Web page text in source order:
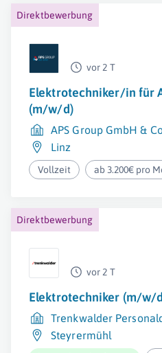
Direktbewerbung
vor 2 T
Elektrotechniker/in für
(m/w/d)
APS Group GmbH &
Linz
Vollzeit ab 3.200€ pro
Direktbewerbung
vor 2 T
Elektrotechniker (m/w/
Trenkwalder
Steyrermühl